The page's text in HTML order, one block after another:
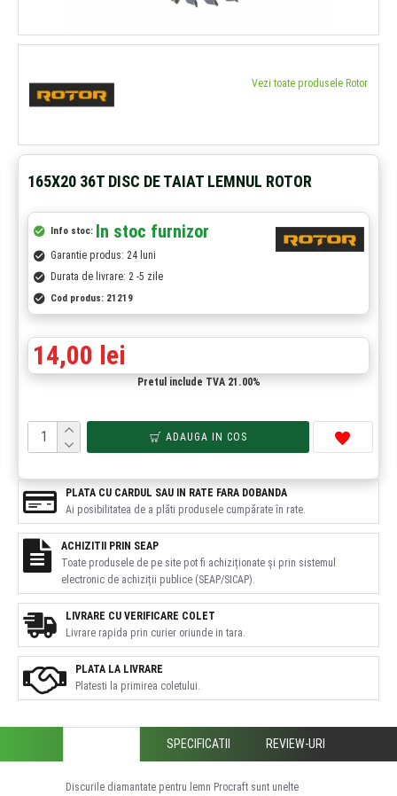
Vezi toate produsele Rotor
165X20 36T DISC DE TAIAT LEMNUL ROTOR
Info stoc: In stoc furnizor
Garantie produs: 24 luni
Durata de livrare: 2 -5 zile
Cod produs: 21219
14,00 lei
Pretul include TVA 21.00%
ADAUGA IN COS
PLATA LA LIVRARE
Platesti la primirea coletului.
LIVRARE CU VERIFICARE COLET
Livrare rapida prin curier oriunde in tara.
PLATA CU CARDUL SAU IN RATE FARA DOBANDA
Ai posibilitatea de a plăti produsele cumpărate în rate.
ACHIZITII PRIN SEAP
Toate produsele de pe site pot fi achiziționate și prin sistemul
electronic de achiziții publice (SEAP/SICAP).
SPECIFICATII REVIEW-URI
Discurile diamantate pentru lemn Procraft sunt unelte